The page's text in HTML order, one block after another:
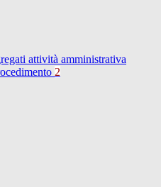
attività amministrativa
2